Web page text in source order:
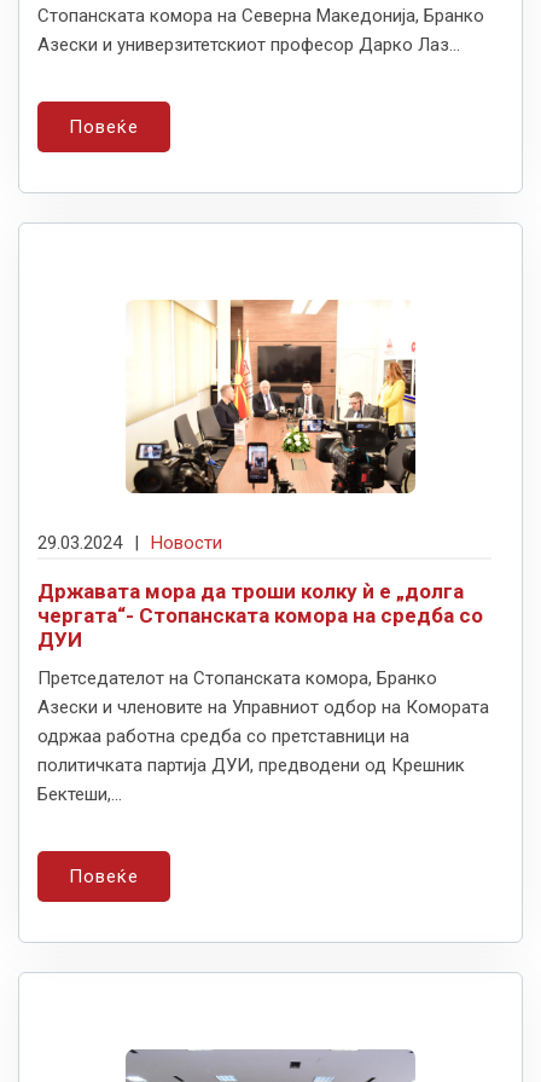
Стопанскaта комора на Севeрна Македонија, Бранко
Азески и универзитетскиот професор Дарко Лаз...
Повеќе
29.03.2024 Новости
Државата мора да троши колку ѝ е „долга
чергата“- Стопанската комора на средба со
ДУИ
Претседателот на Стопанската комора, Бранко
Азески и членовите на Управниот одбор на Комората
одржаа работна средба со претставници на
политичката партија ДУИ, предводени од Крешник
Бектеши,...
Повеќе